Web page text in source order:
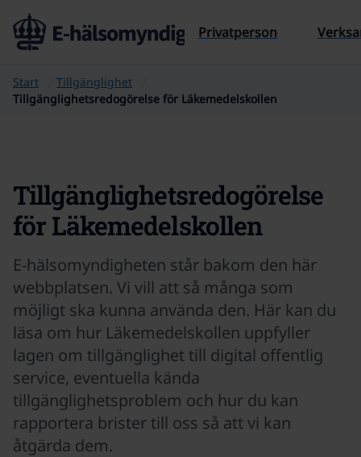
Till sidans innehåll
Privatperson
Start
Tillgänglighet
Tillgänglighetsredogörelse för Läkemedelskollen
Tillgänglighetsredogörelse
för Läkemedelskollen
E-hälsomyndigheten står bakom den här
webbplatsen. Vi vill att så många som
möjligt ska kunna använda den. Här kan du
läsa om hur Läkemedelskollen uppfyller
lagen om tillgänglighet till digital offentlig
service, eventuella kända
tillgänglighetsproblem och hur du kan
rapportera brister till oss så att vi kan
åtgärda dem.